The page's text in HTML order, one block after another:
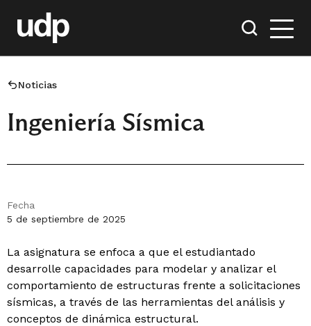
Noticias
Ingeniería Sísmica
Fecha
5 de septiembre de 2025
La asignatura se enfoca a que el estudiantado
desarrolle capacidades para modelar y analizar el
comportamiento de estructuras frente a solicitaciones
sísmicas, a través de las herramientas del análisis y
conceptos de dinámica estructural.